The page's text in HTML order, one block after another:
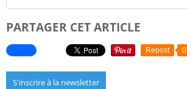
PARTAGER CET ARTICLE
Repost 0
S'inscrire à la newsletter